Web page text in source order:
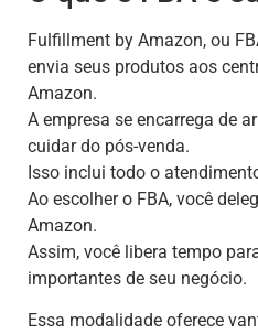
Fulfillment by Amazon, ou
envia seus produtos aos
Amazon.
A empresa se encarrega de
cuidar do pós-venda.
Isso inclui todo o
Ao escolher o FBA, você
Amazon.
Assim, você libera tempo
importantes de seu negócio.
Essa modalidade oferece